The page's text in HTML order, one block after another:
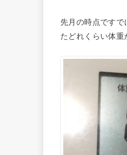
先月の時点です
たどれくらい体重